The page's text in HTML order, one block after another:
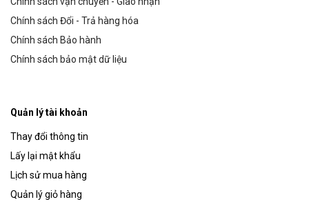
Chính sách Đổi - Trả hàng hóa
Chính sách Bảo hành
Chính sách bảo mật dữ liệu
Quản lý tài khoản
Thay đổi thông tin
Lấy lại mật khẩu
Lịch sử mua hàng
Quản lý giỏ hàng